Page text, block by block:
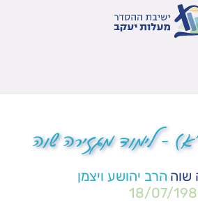
– לימוד מגזירה שוה
שוה הרב יהושע ויצמן
18/07/